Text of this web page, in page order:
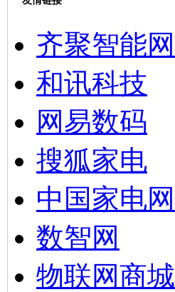
齐聚智能网
和讯科技
网易数码
搜狐家电
中国家电网
数智网
物联网商城